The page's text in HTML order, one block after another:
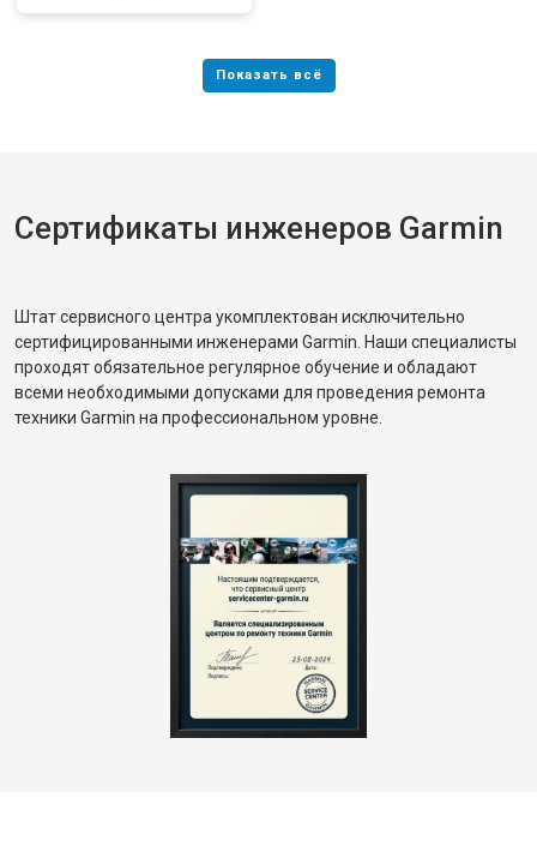
Сертификаты инженеров Garmin
Штат сервисного центра укомплектован исключительно
сертифицированными инженерами Garmin. Наши специалисты
проходят обязательное регулярное обучение и обладают
всеми необходимыми допусками для проведения ремонта
техники Garmin на профессиональном уровне.